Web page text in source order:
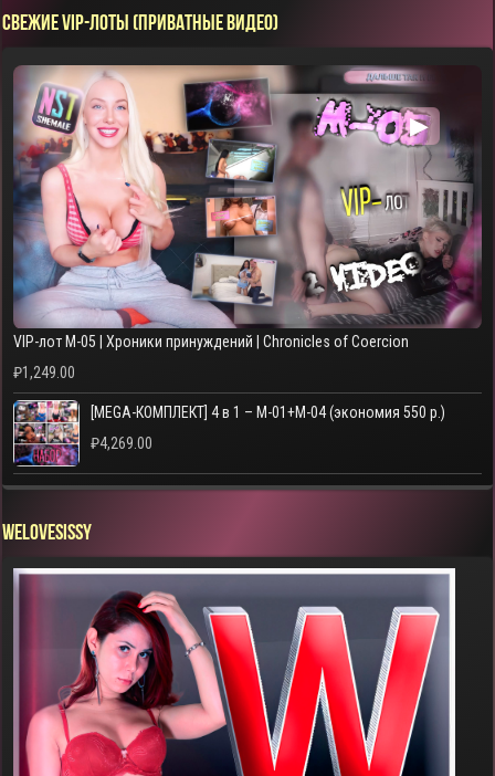
СВЕЖИЕ VIP-ЛОТЫ (ПРИВАТНЫЕ ВИДЕО)
▶
VIP-лот M-05 | Хроники принуждений | Chronicles of Coercion
₽1,249.00
[MEGA-КОМПЛЕКТ] 4 в 1 – M-01+M-04 (экономия 550 р.)
₽4,269.00
WELOVESISSY